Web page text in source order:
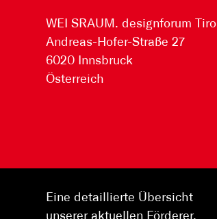
WEI SRAUM. designforum Tirol
Andreas-Hofer-Straße 27
6020 Innsbruck
Österreich
Eine detaillierte Übersicht
unserer aktuellen Förderer,